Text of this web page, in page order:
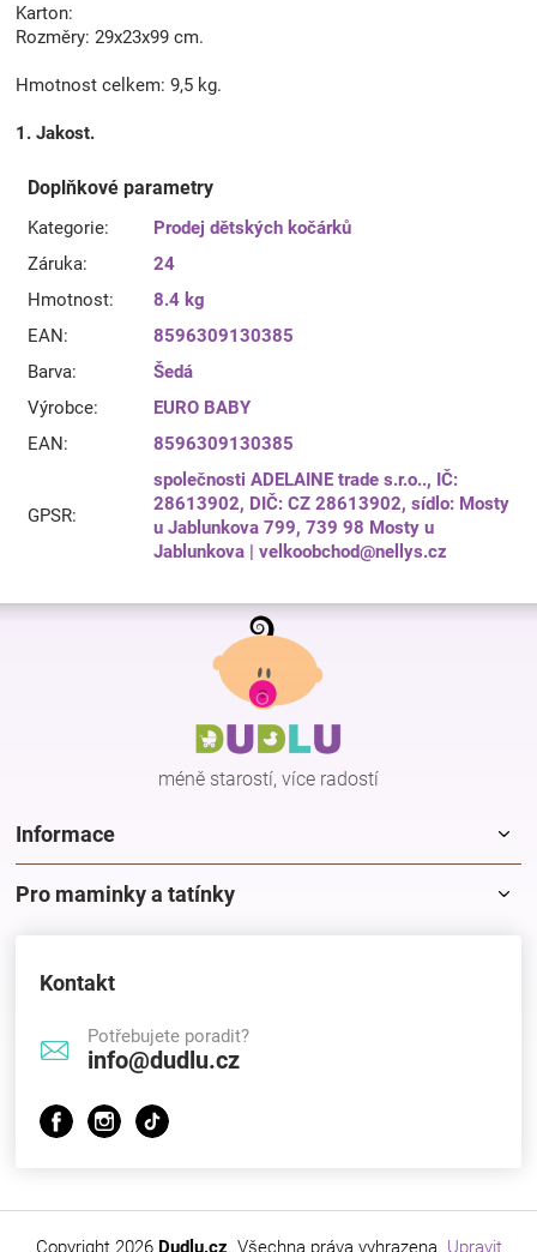
Karton:
Rozměry: 29x23x99 cm.
Hmotnost celkem: 9,5 kg.
1. Jakost.
Doplňkové parametry
Kategorie:
Prodej dětských kočárků
Záruka:
24
Hmotnost:
8.4 kg
EAN:
8596309130385
Barva:
Šedá
Výrobce:
EURO BABY
EAN: 8596309130385
GPSR:
společnosti ADELAINE trade s.r.o.., IČ:
28613902, DIČ: CZ 28613902, sídlo: Mosty
u Jablunkova 799, 739 98 Mosty u
Jablunkova | velkoobchod@nellys.cz
Z
méně starostí, více radostí
Informace
Pro maminky a tatínky
Kontakt
Potřebujete poradit?
info@dudlu.cz
Copyright 2026 Dudlu.cz. Všechna práva vyhrazena. Upravit